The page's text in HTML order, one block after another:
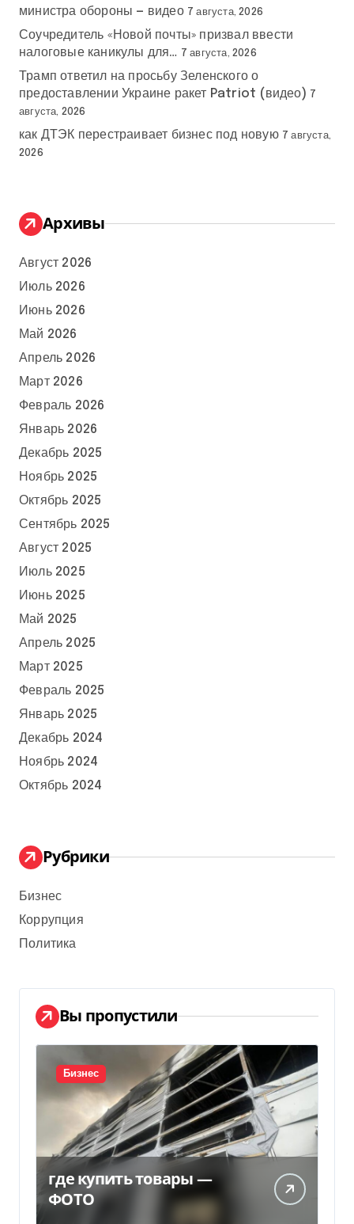
министра обороны — видео 7 августа, 2026
Соучредитель «Новой почты» призвал ввести
налоговые каникулы для… 7 августа, 2026
Трамп ответил на просьбу Зеленского о
предоставлении Украине ракет Patriot (видео) 7
августа, 2026
как ДТЭК перестраивает бизнес под новую 7 августа,
2026
Архивы
Август 2026
Июль 2026
Июнь 2026
Май 2026
Апрель 2026
Март 2026
Февраль 2026
Январь 2026
Декабрь 2025
Ноябрь 2025
Октябрь 2025
Сентябрь 2025
Август 2025
Июль 2025
Июнь 2025
Май 2025
Апрель 2025
Март 2025
Февраль 2025
Январь 2025
Декабрь 2024
Ноябрь 2024
Октябрь 2024
Рубрики
Бизнес
Коррупция
Политика
Вы пропустили
Бизнес
где купить товары —
ФОТО